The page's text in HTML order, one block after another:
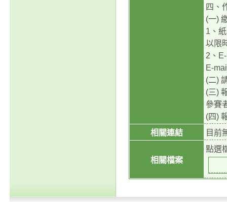
四、
(一)
1、
以限
2、
E-
(二)
(三)
參賽
(四)
相關連結
目前
相關檔案
點選